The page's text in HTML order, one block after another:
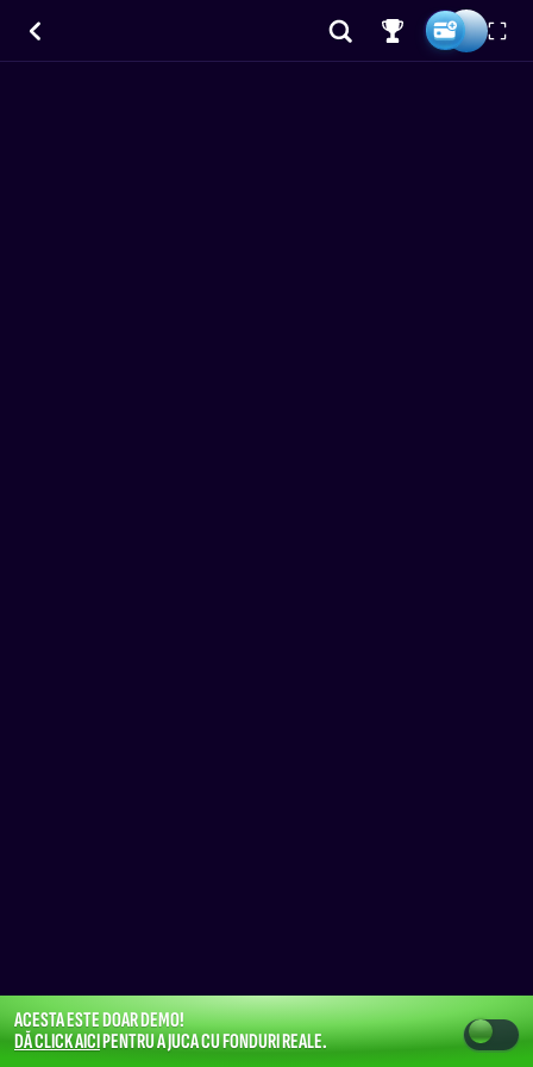
ACESTA ESTE DOAR DEMO!
DĂ CLICK AICIPENTRU A JUCA CU FONDURI REALE.